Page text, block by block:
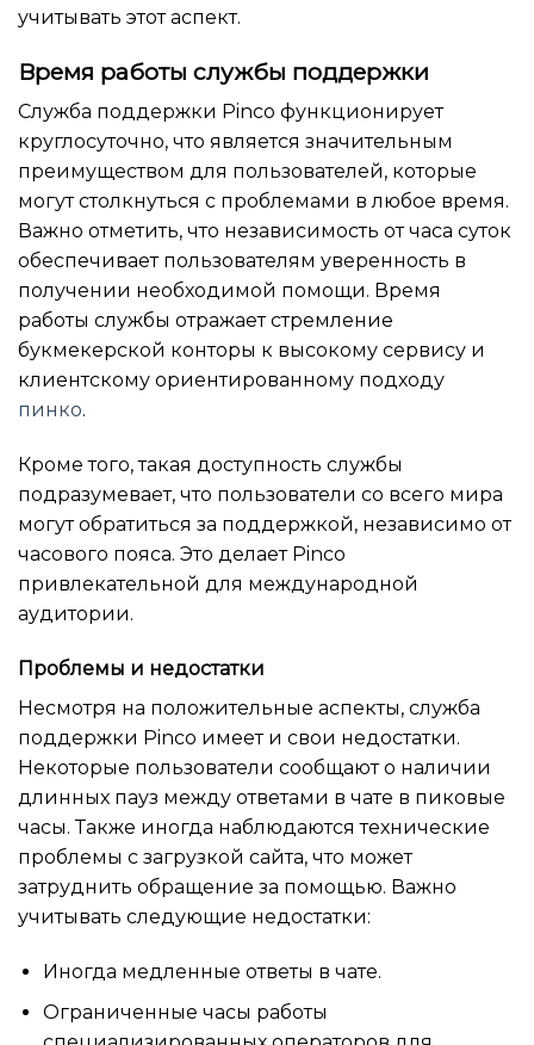
учитывать этот аспект.
Время работы службы поддержки
Служба поддержки Pinco функционирует
круглосуточно, что является значительным
преимуществом для пользователей, которые
могут столкнуться с проблемами в любое время.
Важно отметить, что независимость от часа суток
обеспечивает пользователям уверенность в
получении необходимой помощи. Время
работы службы отражает стремление
букмекерской конторы к высокому сервису и
клиентскому ориентированному подходу
пинко.
Кроме того, такая доступность службы
подразумевает, что пользователи со всего мира
могут обратиться за поддержкой, независимо от
часового пояса. Это делает Pinco
привлекательной для международной
аудитории.
Проблемы и недостатки
Несмотря на положительные аспекты, служба
поддержки Pinco имеет и свои недостатки.
Некоторые пользователи сообщают о наличии
длинных пауз между ответами в чате в пиковые
часы. Также иногда наблюдаются технические
проблемы с загрузкой сайта, что может
затруднить обращение за помощью. Важно
учитывать следующие недостатки:
Иногда медленные ответы в чате.
Ограниченные часы работы